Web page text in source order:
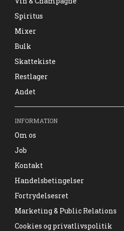
Spiritus
Mixer
Bulk
Skattekiste
Restlager
Andet
INFORMATION
Om os
Job
Kontakt
Handelsbetingelser
Fortrydelsesret
Marketing & Public Relations
Cookies og privatlivspolitik